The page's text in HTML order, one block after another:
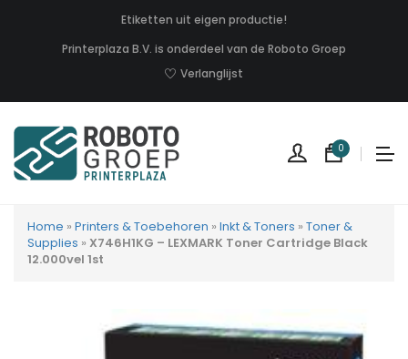
Etiketten uit eigen productie!
Printerplaza B.V. is onderdeel van de Roboto Groep
Verlanglijst
0
Home » Printers & Toebehoren » Inkt & Toners » Toner &
Supplies » X746H1KG – LEXMARK Toner Cartridge Black
12.000vel 1st